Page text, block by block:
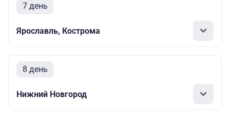
7 день
Ярославль, Кострома
8 день
Нижний Новгород